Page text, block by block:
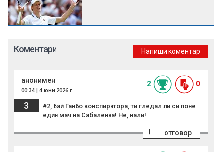
Коментари Напиши коментар
анонимен
00:34 | 4 юни 2026 г.
2 0
3
#2, Бай Ган6о конспиратора, ти гледал ли си поне
един мач на Сабаленка! Не, нали!
отговор
!